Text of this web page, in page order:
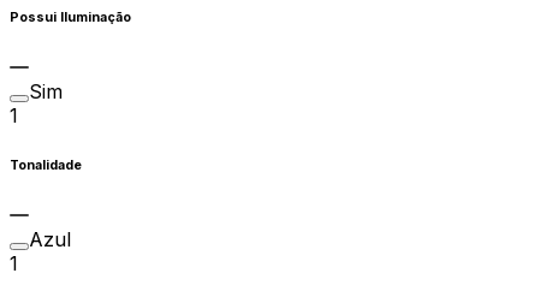
Possui Iluminação
Sim
1
Tonalidade
Azul
1